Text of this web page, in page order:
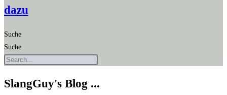
dazu
Suche
Suche
SlangGuy's Blog ...